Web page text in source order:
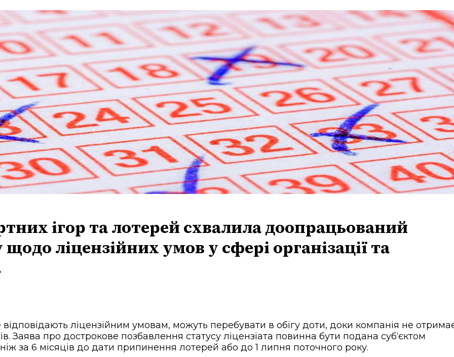
ігор та лотерей схвалила доопрацьований
ліцензійних умов у сфері організації та
відповідають ліцензійним умовам, можуть перебувати в обігу доти, доки компанія не
Заява про дострокове позбавлення статусу ліцензіата повинна бути подана суб‘єктом
за 6 місяців до дати припинення лотерей або до 1 липня поточного року.